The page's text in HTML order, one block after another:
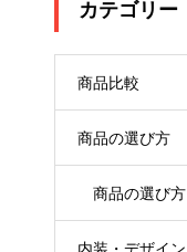
カテゴリー
商品比較
商品の選び方
商品の選び方